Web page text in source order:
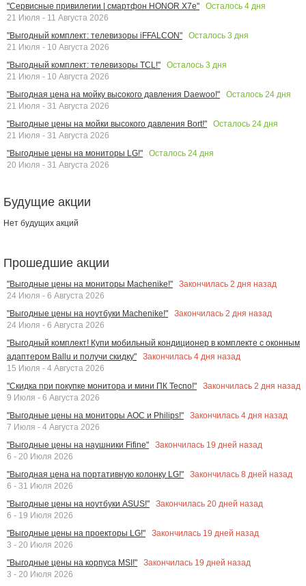
"Сервисные привилегии | смартфон HONOR X7e"
Осталось 4 дня
21 Июля - 11 Августа 2026
"Выгодный комплект: телевизоры iFFALCON"
Осталось 3 дня
21 Июля - 10 Августа 2026
"Выгодный комплект: телевизоры TCL!"
Осталось 3 дня
21 Июля - 10 Августа 2026
"Выгодная цена на мойку высокого давления Daewoo!"
Осталось 24 дня
21 Июля - 31 Августа 2026
"Выгодные цены на мойки высокого давления Bort!"
Осталось 24 дня
21 Июля - 31 Августа 2026
"Выгодные цены на мониторы LG!"
Осталось 24 дня
20 Июля - 31 Августа 2026
Будущие акции
Нет будущих акций
Прошедшие акции
"Выгодные цены на мониторы Machenike!" Закончилась 2 дня назад
24 Июля - 6 Августа 2026
"Выгодные цены на ноутбуки Machenike!"
Закончилась 2 дня назад
24 Июля - 6 Августа 2026
"Выгодный комплект! Купи мобильный кондиционер в комплекте с оконным
адаптером Ballu и получи скидку"
Закончилась 4 дня назад
15 Июля - 4 Августа 2026
"Скидка при покупке монитора и мини ПК Tecno!"
Закончилась 2 дня назад
9 Июля - 6 Августа 2026
"Выгодные цены на мониторы AOC и Philips!"
Закончилась 4 дня назад
7 Июля - 4 Августа 2026
"Выгодные цены на наушники Fifine"
Закончилась 19 дней назад
6 - 20 Июля 2026
"Выгодная цена на портативную колонку LG!"
Закончилась 8 дней назад
6 - 31 Июля 2026
"Выгодные цены на ноутбуки ASUS!"
Закончилась 20 дней назад
6 - 19 Июля 2026
"Выгодные цены на проекторы LG!"
Закончилась 19 дней назад
3 - 20 Июля 2026
"Выгодные цены на корпуса MSI!"
Закончилась 19 дней назад
3 - 20 Июля 2026